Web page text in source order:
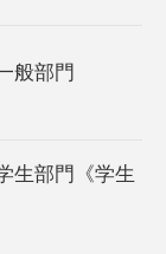
般部門
生部門《学生